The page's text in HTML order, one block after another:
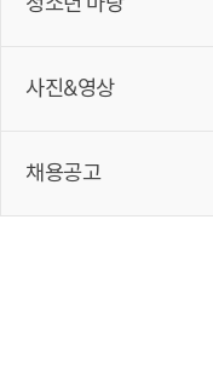
사진&영상
채용공고